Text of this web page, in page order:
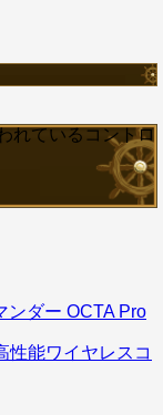
れているコントロ
ンダー OCTA Pro
性能ワイヤレスコ